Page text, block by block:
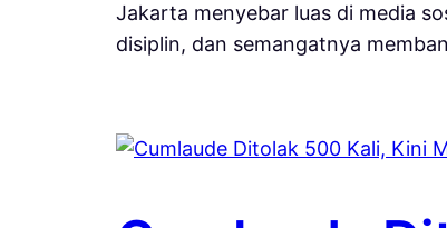
Jakarta menyebar luas di media
disiplin, dan semangatnya